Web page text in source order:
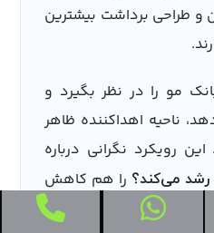
و طراحی برداشت بیشترین
مو را در نظر بگیرد و
ناحیه اهداکننده ظاهر
رویکرد نگرانی درباره
رشد می‌کند؟ را هم کاهش
را متعادل می‌بیند.